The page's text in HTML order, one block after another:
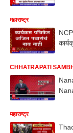
महाराष्ट्र
CHHATRAPATI
महाराष्ट्र